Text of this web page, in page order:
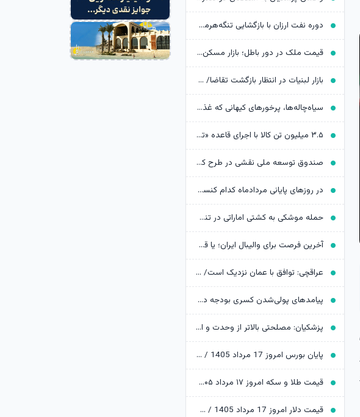
دوره نفت ارزان با بازگشایی تنگه‌هرمز برنمی گردد
قیمت ملک در دور باطل؛ بازار مسکن در تله قیمت‌سازی سازندگان خرد
بازار لبنیات در انتظار بازگشت تقاضا/ شوک قیمتی به صلاح نیست
سیاه‌چاله‌ها، پرخورهای کیهانی که غذایشان را پس می‌زنند
۳.۵ میلیون تن کالا با اجرای قاعده «تقدم قبض انبار» وارد کشور شد
صندوق توسعه ملی نقشی در طرح کالابرگ ندارد
در روزهای پایانی مردادماه کدام کنسرت‌ها روی صحنه می‌روند؟
حمله موشکی به کشتی اماراتی در تنگه هرمز
آخرین فرصت برای والیبال ایران؛ یا قهرمانی در آسیا یا خداحافظی با المپیک
عراقچی: توافق با عمان نزدیک است/ تکذیب سهم ۱۱ درصدی ایران از خزر
پیامدهای پولی‌شدن کسری بودجه در اقتصاد ایران
پزشکیان: مصلحتی بالاتر از وحدت و انسجام نیست/ تاکید بر نقش خبرنگاران در ایجاد فضای همدلی
پایان بورس امروز 17 مرداد 1405 / 9 هزار میلیارد تومان جذب بازار سرمایه شد
قیمت طلا و سکه امروز ۱۷ مرداد ۱۴۰۵ / سکه ۴.۵ میلیون تومان گران شد؛ طلا به ایستگاه 19 میلیونی رسید
قیمت دلار امروز 17 مرداد 1405 / جذابیت قیمت‌ها دلار را بالا کشید